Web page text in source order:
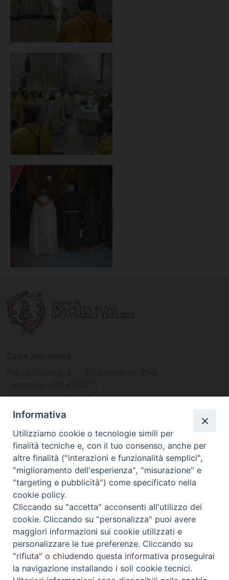
www.diocesimolfetta.it –
diocesimolfetta@pec.chiesacattolica.it
Ufficio Comunicazioni sociali
Piazza Giovene 4 – 70056 Molfetta (BA)
comunicazionisociali@diocesimolfetta.it
SEGUICI SU
Facebook
Instagram
X YouTube
Feed
Privacy Policy - trasparenza
Informativa
Utilizziamo cookie o tecnologie simili per
finalità tecniche e, con il tuo consenso, anche per
altre finalità ("interazioni e funzionalità semplici",
"miglioramento dell'esperienza", "misurazione" e
"targeting e pubblicità") come specificato nella
cookie policy.
Cliccando su "accetta" acconsenti all'utilizzo dei
cookie. Cliccando su "personalizza" puoi avere
maggiori informazioni sui cookie utilizzati e
personalizzare le tue preferenze. Cliccando su
"rifiuta" o chiudendo questa informativa proseguirai
la navigazione installando i soli cookie tecnici.